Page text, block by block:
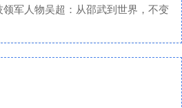
军人物吴超：从邵武到世界，不变